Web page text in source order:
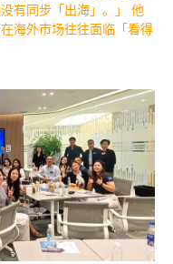
有同步「出海」。」 他
海外市场往往面临「看得